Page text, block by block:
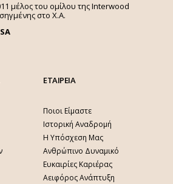
μέλος του ομίλου της Interwood
στο Χ.A.
ΕΤΑΙΡΕΙΑ
Ποιοι Είμαστε
Ιστορική Αναδρομή
Η Υπόσχεση Μας
Ανθρώπινο Δυναμικό
Ευκαιρίες Καριέρας
Αειφόρος Ανάπτυξη